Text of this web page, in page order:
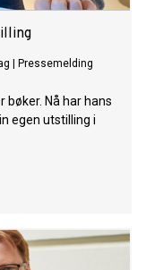
Pressemelding
bøker. Nå har hans
egen utstilling i